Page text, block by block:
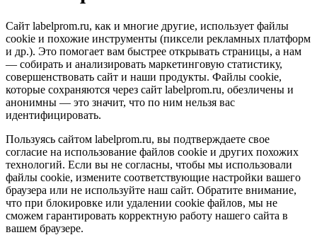
Сайт labelprom.ru, как и многие другие, использует файлы
cookie и похожие инструменты (пиксели рекламных платформ
и др.). Это помогает вам быстрее открывать страницы, а нам
— собирать и анализировать маркетинговую статистику,
совершенствовать сайт и наши продукты. Файлы сookie,
которые сохраняются через сайт labelprom.ru, обезличены и
анонимны — это значит, что по ним нельзя вас
идентифицировать.
Пользуясь сайтом labelprom.ru, вы подтверждаете свое
согласие на использование файлов cookie и других похожих
технологий. Если вы не согласны, чтобы мы использовали
файлы cookie, измените соответствующие настройки вашего
браузера или не используйте наш сайт. Обратите внимание,
что при блокировке или удалении cookie файлов, мы не
сможем гарантировать корректную работу нашего сайта в
вашем браузере.